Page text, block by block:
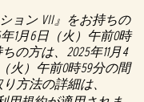
ョン VII』をお持ちの
1月6日（火）午前0時
の方は、2025年11月4
火）午前0時59分の間
方法の詳細は、